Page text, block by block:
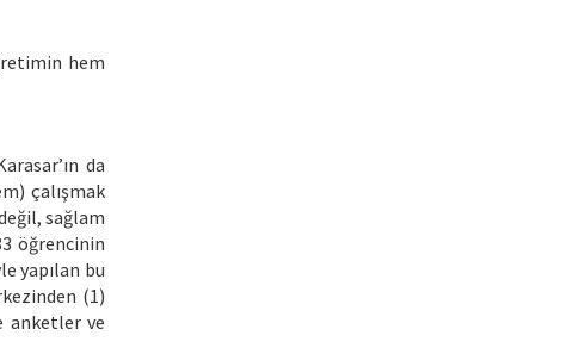
hem
da
çalışmak
sağlam
öğrencinin
yapılan bu
(1)
anketler ve